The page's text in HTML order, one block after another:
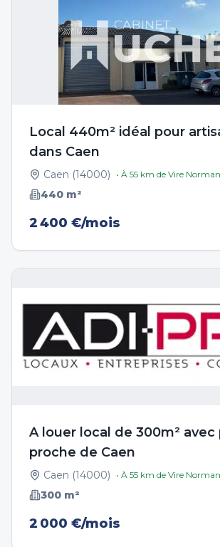
Local 440m² idéal pour
dans Caen
Caen (14000) • À 55 km de Vire
440 m²
2 400 €/mois
A louer local de 300m² avec
proche de Caen
Caen (14000) • À 55 km de Vire
300 m²
2 000 €/mois